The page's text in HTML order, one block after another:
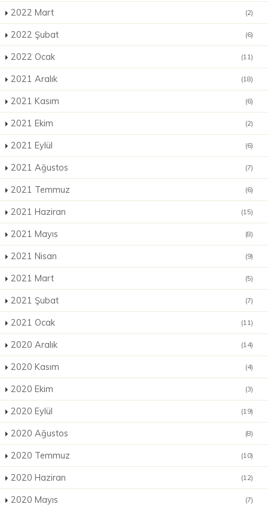
2022 Mart (2)
2022 Şubat (6)
2022 Ocak (11)
2021 Aralık (18)
2021 Kasım (6)
2021 Ekim (2)
2021 Eylül (6)
2021 Ağustos (7)
2021 Temmuz (6)
2021 Haziran (15)
2021 Mayıs (8)
2021 Nisan (9)
2021 Mart (5)
2021 Şubat (7)
2021 Ocak (11)
2020 Aralık (14)
2020 Kasım (4)
2020 Ekim (3)
2020 Eylül (19)
2020 Ağustos (8)
2020 Temmuz (10)
2020 Haziran (12)
2020 Mayıs (7)